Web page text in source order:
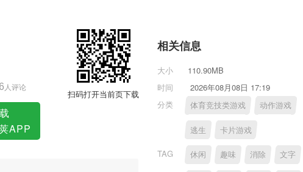
人评论
APP
扫码打开当前页下载
相关信息
大小
110.90MB
时间
2026年08月08日 17:19
分类
体育竞技类游戏 动作游戏
逃生 卡片游戏
TAG 休闲 趣味 消除 文字